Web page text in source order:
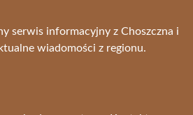
serwis informacyjny z Choszczna i
wiadomości z regionu.